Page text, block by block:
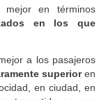
Tesla resolvióesos
en términos
a los pasajeros
superior
en